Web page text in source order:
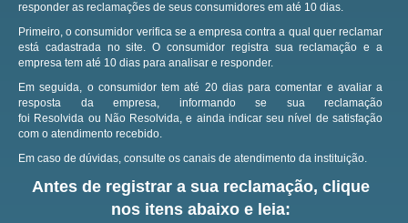
responder as reclamações de seus consumidores em até 10 dias.
Primeiro, o consumidor verifica se a empresa contra a qual quer reclamar
está cadastrada no site.O consumidor registra sua reclamação e a
empresa tem até 10 dias para analisar e responder.
Em seguida, o consumidor tem até 20 dias para comentar e avaliar a
resposta da empresa, informando se sua reclamação
foi Resolvida ou Não Resolvida, e ainda indicar seu nível de satisfação
com o atendimento recebido.
Em caso de dúvidas, consulte os canais de atendimento da instituição.
Antes de registrar a sua reclamação, clique
nos itens abaixo e leia: